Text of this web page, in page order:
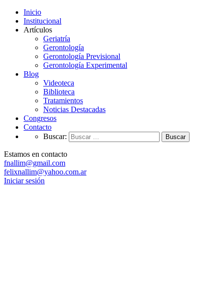
Inicio
Institucional
Artículos
Geriatría
Gerontología
Gerontología Previsional
Gerontología Experimental
Blog
Videoteca
Biblioteca
Tratamientos
Noticias Destacadas
Congresos
Contacto
Buscar:
Estamos en contacto
fnallim@gmail.com
felixnallim@yahoo.com.ar
Iniciar sesión